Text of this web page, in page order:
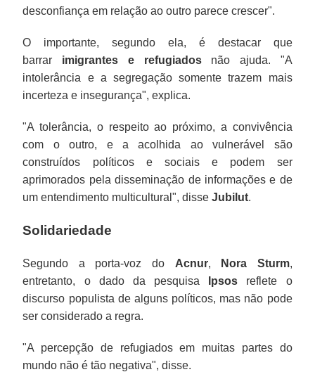
desconfiança em relação ao outro parece crescer".
O importante, segundo ela, é destacar que
barrar imigrantes e refugiadosnão ajuda. "A
intolerância e a segregação somente trazem mais
incerteza e insegurança", explica.
"A tolerância, o respeito ao próximo, a convivência
com o outro, e a acolhida ao vulnerável são
construídos políticos e sociais e podem ser
aprimorados pela disseminação de informações e de
um entendimento multicultural", disseJubilut.
Solidariedade
Segundo a porta-voz do Acnur, Nora Sturm,
entretanto, o dado da pesquisa
Ipsos reflete o
discurso populista de alguns políticos, mas não pode
ser considerado a regra.
"A percepção de refugiados em muitas partes do
mundo não é tão negativa", disse.